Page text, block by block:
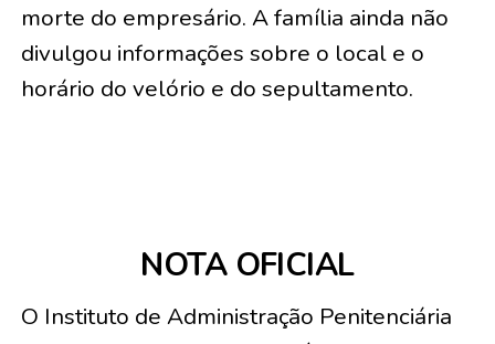
morte do empresário. A família ainda não
divulgou informações sobre o local e o
horário do velório e do sepultamento.
NOTA OFICIAL
O Instituto de Administração Penitenciária